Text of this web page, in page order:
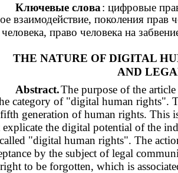
Ключевые слова: цифровые
взаимодействие, поколения
право человека на
THE NATURE OF DIGITAL
AND
Abstract.The purpose of the
category of "digital human rights".
generation of human rights. This
explicate the digital potential of the
"digital human rights". The
by the subject of legal
to be forgotten, which is